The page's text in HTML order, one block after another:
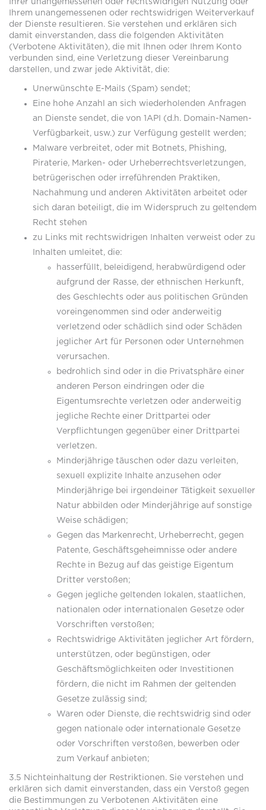
Ihrer unangemessenen oder rechtswidrigen Nutzung oder
Ihrem unangemessenen oder rechtswidrigen Weiterverkauf
der Dienste resultieren. Sie verstehen und erklären sich
damit einverstanden, dass die folgenden Aktivitäten
(Verbotene Aktivitäten), die mit Ihnen oder Ihrem Konto
verbunden sind, eine Verletzung dieser Vereinbarung
darstellen, und zwar jede Aktivität, die:
Unerwünschte E-Mails (Spam) sendet;
Eine hohe Anzahl an sich wiederholenden Anfragen
an Dienste sendet, die von 1API (d.h. Domain-Namen-
Verfügbarkeit, usw.) zur Verfügung gestellt werden;
Malware verbreitet, oder mit Botnets, Phishing,
Piraterie, Marken- oder Urheberrechtsverletzungen,
betrügerischen oder irreführenden Praktiken,
Nachahmung und anderen Aktivitäten arbeitet oder
sich daran beteiligt, die im Widerspruch zu geltendem
Recht stehen
zu Links mit rechtswidrigen Inhalten verweist oder zu
Inhalten umleitet, die:
hasserfüllt, beleidigend, herabwürdigend oder
aufgrund der Rasse, der ethnischen Herkunft,
des Geschlechts oder aus politischen Gründen
voreingenommen sind oder anderweitig
verletzend oder schädlich sind oder Schäden
jeglicher Art für Personen oder Unternehmen
verursachen.
bedrohlich sind oder in die Privatsphäre einer
anderen Person eindringen oder die
Eigentumsrechte verletzen oder anderweitig
jegliche Rechte einer Drittpartei oder
Verpflichtungen gegenüber einer Drittpartei
verletzen.
Minderjährige täuschen oder dazu verleiten,
sexuell explizite Inhalte anzusehen oder
Minderjährige bei irgendeiner Tätigkeit sexueller
Natur abbilden oder Minderjährige auf sonstige
Weise schädigen;
Gegen das Markenrecht, Urheberrecht, gegen
Patente, Geschäftsgeheimnisse oder andere
Rechte in Bezug auf das geistige Eigentum
Dritter verstoßen;
Gegen jegliche geltenden lokalen, staatlichen,
nationalen oder internationalen Gesetze oder
Vorschriften verstoßen;
Rechtswidrige Aktivitäten jeglicher Art fördern,
unterstützen, oder begünstigen, oder
Geschäftsmöglichkeiten oder Investitionen
fördern, die nicht im Rahmen der geltenden
Gesetze zulässig sind;
Waren oder Dienste, die rechtswidrig sind oder
gegen nationale oder internationale Gesetze
oder Vorschriften verstoßen, bewerben oder
zum Verkauf anbieten;
3.5 Nichteinhaltung der Restriktionen. Sie verstehen und
erklären sich damit einverstanden, dass ein Verstoß gegen
die Bestimmungen zu Verbotenen Aktivitäten eine